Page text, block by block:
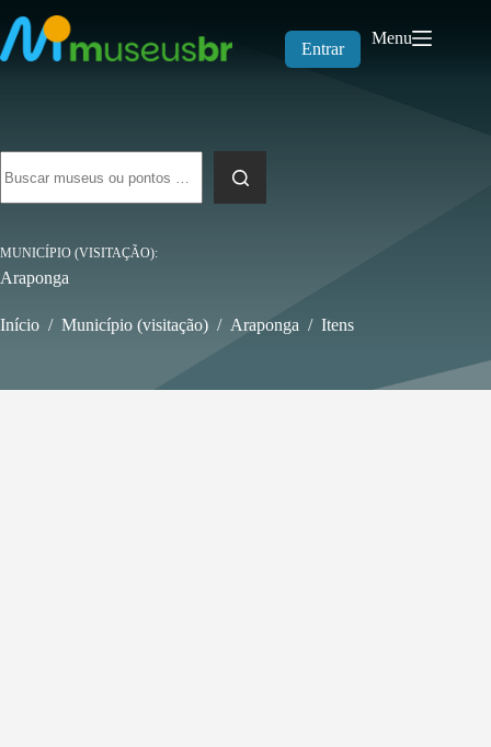
para
o
conteúdo
Entrar
Menu
resultados
MUNICÍPIO (VISITAÇÃO)
Araponga
Início / Município (visitação) / Araponga / Itens